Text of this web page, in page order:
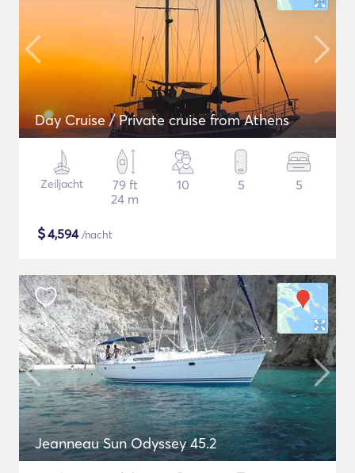
Day Cruise / Private cruise from Athens
Zeiljacht
79 ft
24 m
10 5 5
$4,594/nacht
Jeanneau Sun Odyssey 45.2